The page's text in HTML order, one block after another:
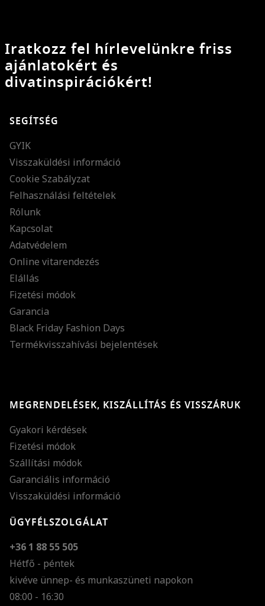
Iratkozz fel hírlevelünkre friss
ajánlatokért és
divatinspirációkért!
SEGÍTSÉG
GYIK
Visszaküldési információ
Cookie Szabályzat
Felhasználási feltételek
Rólunk
Kapcsolat
Adatvédelem
Online vitarendezés
Elállás
Fizetési módok
Garancia
Black Friday Fashion Days
Termékvisszahívási bejelentések
MEGRENDELÉSEK, KISZÁLLÍTÁS ÉS VISSZÁRUK
Gyakori kérdések
Fizetési módok
Szállítási módok
Garanciális információ
Visszaküldési információ
ÜGYFÉLSZOLGÁLAT
+36 1 88 55 505
Hétfő - péntek
kivéve ünnep- és munkaszüneti napokon
08:00 - 16:30